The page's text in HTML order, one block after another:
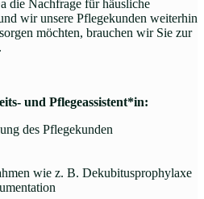
die Nachfrage für häusliche
wir unsere Pflegekunden weiterhin
möchten, brauchen wir Sie zur
und Pflegeassistent*in:
des Pflegekunden
wie z. B. Dekubitusprophylaxe